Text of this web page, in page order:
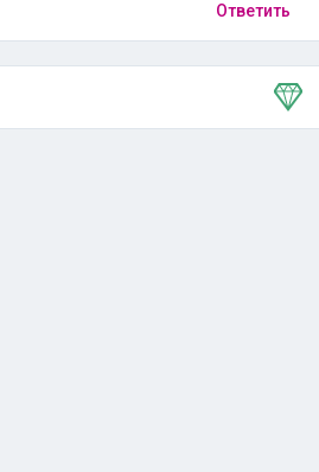
Ответить